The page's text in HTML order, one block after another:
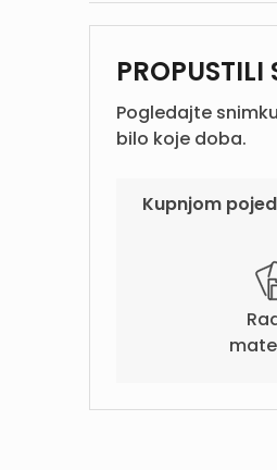
Pogledajte
bilo koje doba.
Kupnjom